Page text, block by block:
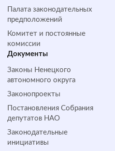
Палата законодательных
предположений
Комитет и постоянные
комиссии
Документы
Законы Ненецкого
автономного округа
Законопроекты
Постановления Собрания
депутатов НАО
Законодательные
инициативы